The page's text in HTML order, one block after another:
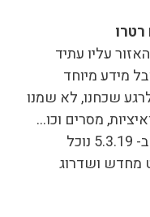
עליו עתיד
מידע מיוחד
שכחנו, לא שמנו
מסרים וכו…
כדי שברגע שמרקורי יכנס לרטרו ב- 5.3.19 נוכל
מחדש ושדרוג